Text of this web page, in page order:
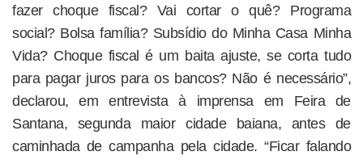
fazer choque fiscal? Vai cortar o quê? Programa
social? Bolsa família? Subsídio do Minha Casa Minha
Vida? Choque fiscal é um baita ajuste, se corta tudo
para pagar juros para os bancos? Não é necessário”,
declarou, em entrevista à imprensa em Feira de
Santana, segunda maior cidade baiana, antes de
caminhada de campanha pela cidade. “Ficar falando